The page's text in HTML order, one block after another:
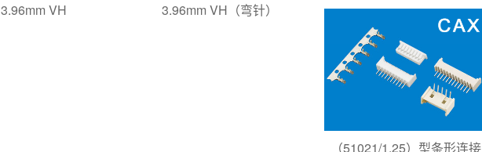
3.96mm VH 3.96mm VH（弯针）
（51021/1.25）型条形连接